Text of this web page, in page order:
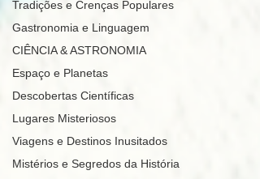
Tradições e Crenças Populares
Gastronomia e Linguagem
CIÊNCIA & ASTRONOMIA
Espaço e Planetas
Descobertas Científicas
Lugares Misteriosos
Viagens e Destinos Inusitados
Mistérios e Segredos da História